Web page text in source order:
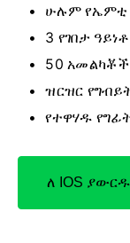
ሁሉም የኤምቲ
3 የገበታ
50 አመልካቾች
ዝርዝር
የተዋሃዱ
ለ IOS ያውርዱ